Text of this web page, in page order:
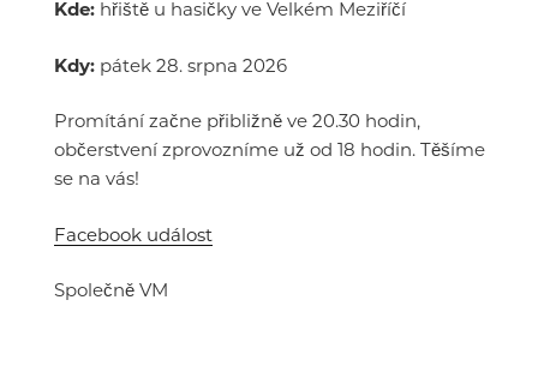
Kde: hřiště u hasičky ve Velkém Meziříčí
Kdy: pátek 28. srpna 2026
Promítání začne přibližně ve 20.30 hodin,
občerstvení zprovozníme už od 18 hodin. Těšíme
se na vás!
Facebook událost
Společně VM